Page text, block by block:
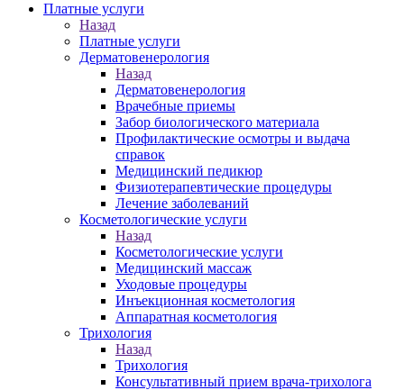
Платные услуги
Назад
Платные услуги
Дерматовенерология
Назад
Дерматовенерология
Врачебные приемы
Забор биологического материала
Профилактические осмотры и выдача
справок
Медицинский педикюр
Физиотерапевтические процедуры
Лечение заболеваний
Косметологические услуги
Назад
Косметологические услуги
Медицинский массаж
Уходовые процедуры
Инъекционная косметология
Аппаратная косметология
Трихология
Назад
Трихология
Консультативный прием врача-трихолога